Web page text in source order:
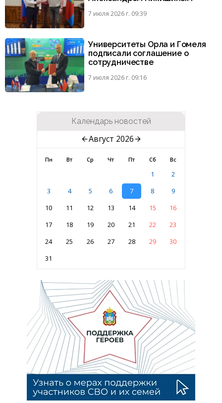
7 июля 2026 г. 09:39
Университеты Орла и Гомеля
подписали соглашение о
сотрудничестве
7 июля 2026 г. 09:16
Календарь новостей
Август 2026
Пн Вт Ср Чт Пт Сб Вс
1
2
3
4 5 6 7 8
9
10
11 12 13 14 15
16
17
18 19 20 21 22
23
24
25 26 27 28 29
30
31